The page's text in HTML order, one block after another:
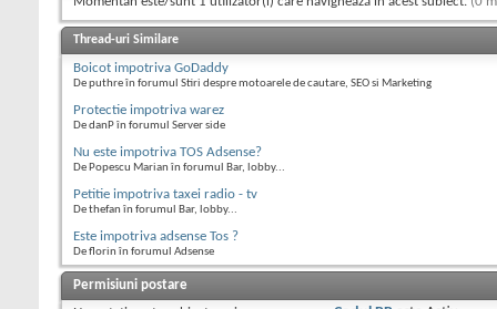
Thread-uri Similare
Boicot impotriva GoDaddy
De puthre în forumul Stiri despre motoarele de cautare, SEO si Marketing
Protectie impotriva warez
De danP în forumul Server side
Nu este impotriva TOS Adsense?
De Popescu Marian în forumul Bar, lobby...
Petitie impotriva taxei radio - tv
De thefan în forumul Bar, lobby...
Este impotriva adsense Tos ?
De florin în forumul Adsense
Permisiuni postare